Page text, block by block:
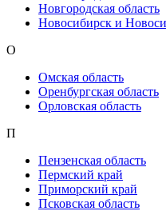
Новгородская область
Новосибирск и
О
Омская область
Оренбургская область
Орловская область
П
Пензенская область
Пермский край
Приморский край
Псковская область